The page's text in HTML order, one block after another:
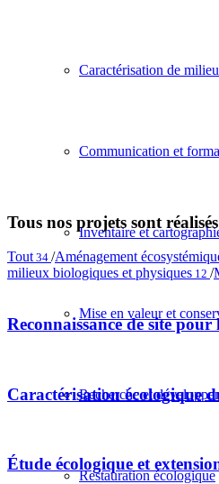
Caractérisation de
Communication et
Inventaire et
Mise en valeur et
Recherche et
Restauration écologique
Tous nos projets sont
Tout34 /Aménagement
milieux biologiques et physiques 12 /
Reconnaissance de site
Caractérisation écologique
Étude écologique et